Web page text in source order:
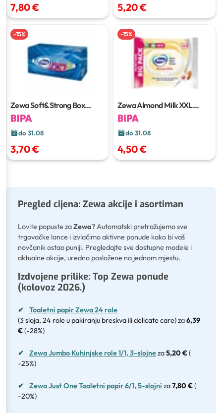
7,80 € 5,20 €
-15%
Zewa Soft&Strong Box
Maramice
do 31.08
3,70 €
-15%
Zewa Almond Milk XXL
Vlažni toaletni papir
do 31.08
4,50 €
Pregled cijena: Zewa akcije i asortiman
Lovite popuste zaZewa? Automatski pretražujemo sve
trgovačke lance i izvlačimo aktivne ponude kako bi vaš
novčanik ostao puniji. Pregledajte sve dostupne modele i
aktualne akcije, uredno posložene na jednom mjestu.
Izdvojene prilike: Top Zewa ponude
(kolovoz 2026.)
✔
Toaletni papir Zewa 24 role
(3 sloja, 24 role u pakiranju breskva ili delicate care)za6,39
€(-28%)
✔ Zewa Jumbo Kuhinjske role 1/1, 3-slojneza5,20 €(
-25%)
✔ Zewa Just One Toaletni papir 6/1, 5-slojni za7,80 €(
-20%)